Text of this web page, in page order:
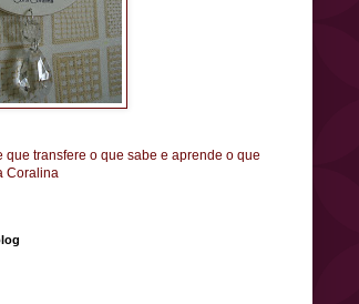
que transfere o que sabe e aprende o que
Coralina